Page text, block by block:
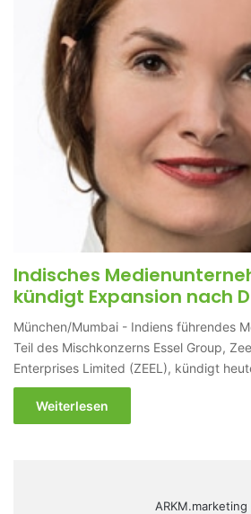
Indisches
kündigt Expansion nach
München/Mumbai - Indiens führendes
Teil des Mischkonzerns Essel Group,
Enterprises Limited (ZEEL), kündigt
Weiterlesen
ARKM.marketing